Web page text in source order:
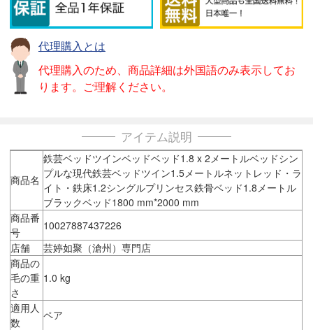
代理購入とは
代理購入のため、商品詳細は外国語のみ表示してお
ります。ご理解ください。
アイテム説明
商品名
鉄芸ベッドツインベッドベッド1.8 x 2メートルベッドシン
プルな現代鉄芸ベッドツイン1.5メートルネットレッド・ラ
イト・鉄床1.2シングルプリンセス鉄骨ベッド1.8メートル
ブラックベッド1800 mm*2000 mm
商品番
号
10027887437226
店舗
芸婷如聚（滄州）専門店
商品の
毛の重
さ
1.0 kg
適用人
数
ペア